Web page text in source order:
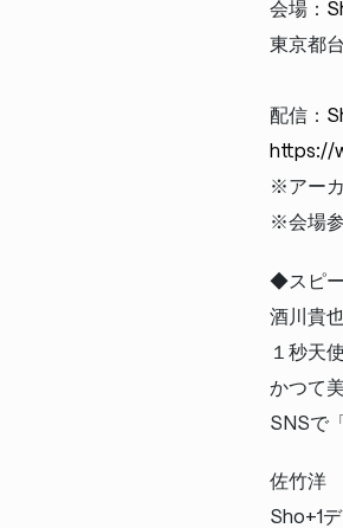
会場：
東京都
配信：
https://
※アー
※会場
◆スピ
酒川貴
１秒天
かつて
SNSで
佐竹洋
Sho+1